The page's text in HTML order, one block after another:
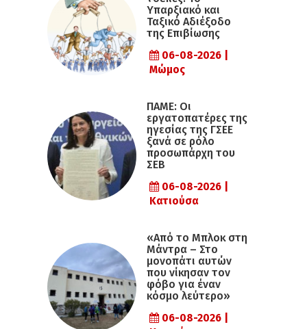
Υπαρξιακό και
Ταξικό Αδιέξοδο
της Επιβίωσης
06-08-2026 |
Μώμος
ΠΑΜΕ: Οι
εργατοπατέρες της
ηγεσίας της ΓΣΕΕ
ξανά σε ρόλο
προσωπάρχη του
ΣΕΒ
06-08-2026 |
Κατιούσα
«Από το Μπλοκ στη
Μάντρα – Στο
μονοπάτι αυτών
που νίκησαν τον
φόβο για έναν
κόσμο λεύτερο»
06-08-2026 |